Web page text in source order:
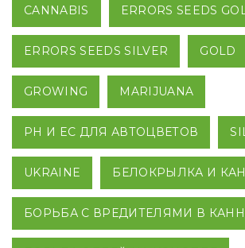
CANNABIS ERRORS SEEDS
ERRORS SEEDS SILVER GOLD
GROWING MARIJUANA
PH И EC ДЛЯ АВТОЦВЕТОВ
UKRAINE БЕЛОКРЫЛКА И
БОРЬБА С ВРЕДИТЕЛЯМИ В